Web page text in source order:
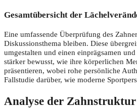
Gesamtübersicht der
Eine umfassende Überprüfung des
Diskussionsthema bleiben. Diese
umgestalten und einen einprägsamen
stärker bewusst, wie ihre körperlichen
präsentieren, wobei rohe persönliche
Fallstudie darüber, wie moderne
Analyse der Zahnstruktur